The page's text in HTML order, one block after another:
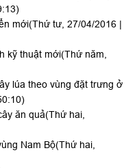
mới(Thứ tư, 27/04/2016 |
kỹ thuật mới(Thứ năm,
lúa theo vùng đặt trưng ở
ăn quả(Thứ hai,
Nam Bộ(Thứ hai,